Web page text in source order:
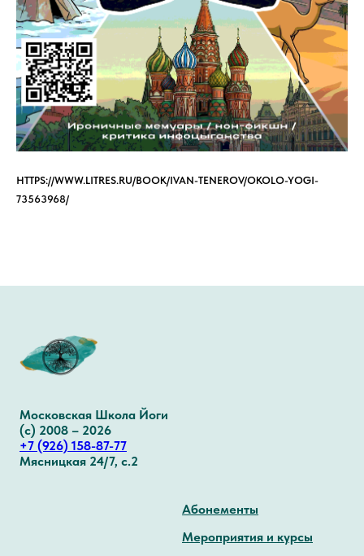
HTTPS://WWW.LITRES.RU/BOOK/IVAN-TENEROV/OKOLO-YOGI-
73563968/
Московская Школа Йоги
(с) 2008 – 2026
+7 (926) 158-87-77
Мясницкая 24/7, с.2
Абонементы
Мероприятия и курсы